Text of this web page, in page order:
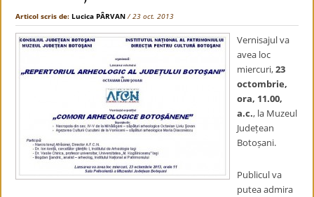
Articol scris de:Lucica PÂRVAN / 23 oct. 2013
Vernisajul va
avea loc
miercuri,23
octombrie,
ora, 11.00,
a.c., la Muzeul
Județean
Botoșani.
Publicul va
putea admira